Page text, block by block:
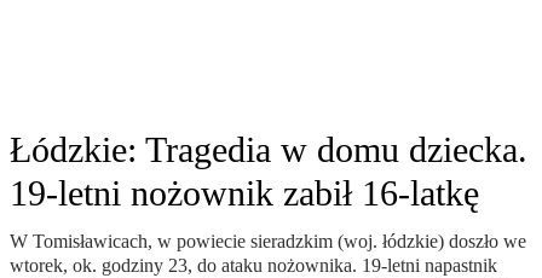
Łódzkie: Tragedia w domu dziecka.
19-letni nożownik zabił 16-latkę
W Tomisławicach, w powiecie sieradzkim (woj. łódzkie) doszło we
wtorek, ok. godziny 23, do ataku nożownika. 19-letni napastnik